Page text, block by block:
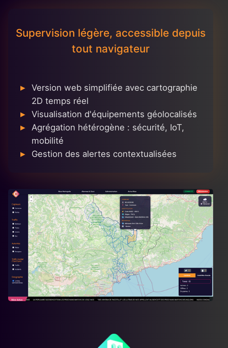
Supervision légère, accessible depuis
tout navigateur
Version web simplifiée avec cartographie
2D temps réel
Visualisation d'équipements géolocalisés
Agrégation hétérogène : sécurité, IoT,
mobilité
Gestion des alertes contextualisées